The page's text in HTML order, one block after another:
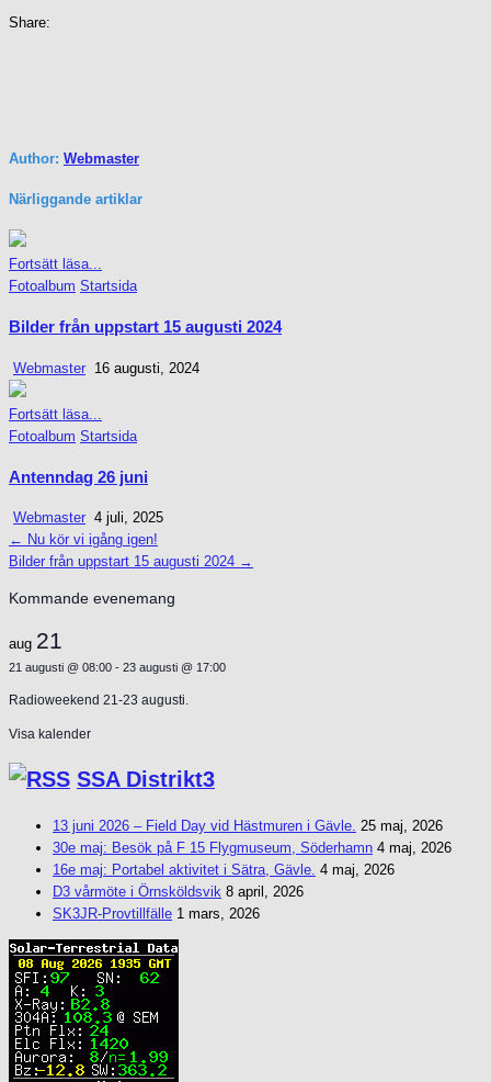
Share:
Author: Webmaster
Närliggande artiklar
Fortsätt läsa...
Posted
Fotoalbum Startsida
Bilder från uppstart 15 augusti 2024
Webmaster 16 augusti, 2024
Fortsätt läsa...
Posted
Fotoalbum Startsida
Antenndag 26 juni
Webmaster 4 juli, 2025
Inläggsnavigering
← Nu kör vi igång igen!
Bilder från uppstart 15 augusti 2024 →
Kommande evenemang
aug 21
21 augusti @ 08:00 - 23 augusti @ 17:00
Radioweekend 21-23 augusti.
Visa kalender
SSA Distrikt3
13 juni 2026 – Field Day vid Hästmuren i Gävle. 25 maj, 2026
30e maj: Besök på F 15 Flygmuseum, Söderhamn 4 maj, 2026
16e maj: Portabel aktivitet i Sätra, Gävle. 4 maj, 2026
D3 vårmöte i Örnsköldsvik 8 april, 2026
SK3JR-Provtillfälle 1 mars, 2026